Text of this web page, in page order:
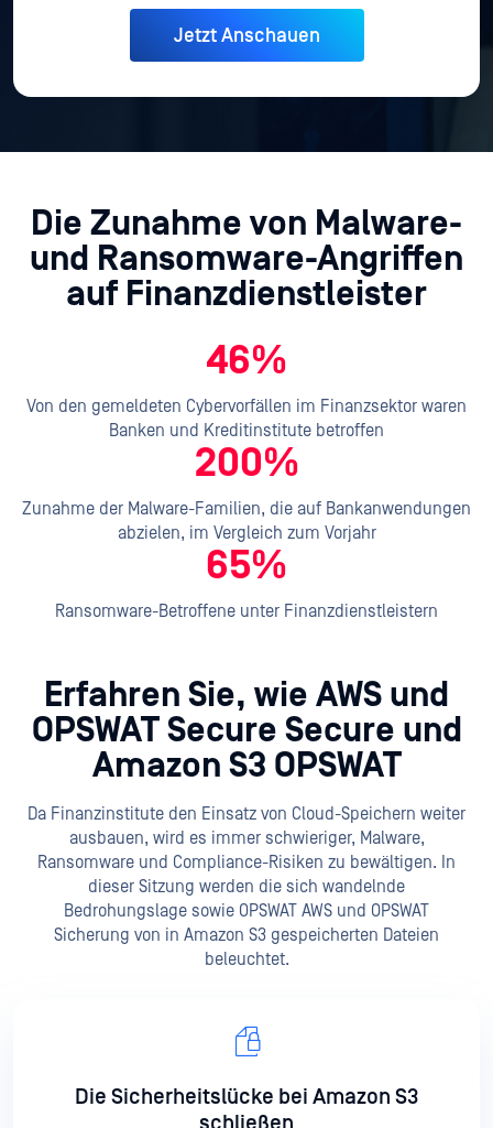
Die Zunahme von Malware-
und Ransomware-Angriffen
auf Finanzdienstleister
46%
Von den gemeldeten Cybervorfällen im Finanzsektor waren
Banken und Kreditinstitute betroffen
200%
Zunahme der Malware-Familien, die auf Bankanwendungen
abzielen, im Vergleich zum Vorjahr
65%
Ransomware-Betroffene unter Finanzdienstleistern
Erfahren Sie, wie AWS und
OPSWAT Secure Secure und
Amazon S3 OPSWAT
Da Finanzinstitute den Einsatz von Cloud-Speichern weiter
ausbauen, wird es immer schwieriger, Malware,
Ransomware und Compliance-Risiken zu bewältigen. In
dieser Sitzung werden die sich wandelnde
Bedrohungslage sowie OPSWAT AWS und OPSWAT
Sicherung von in Amazon S3 gespeicherten Dateien
beleuchtet.
Die Sicherheitslücke bei Amazon S3
schließen